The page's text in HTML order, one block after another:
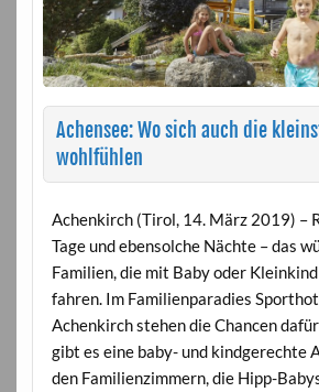
Achensee: Wo sich auch die
wohlfühlen
Achenkirch (Tirol, 14. März 2019) –
Tage und ebensolche Nächte – das
Familien, die mit Baby oder
fahren. Im Familienparadies
Achenkirch stehen die Chancen
gibt es eine baby- und kindgerechte
den Familienzimmern, die Hipp-